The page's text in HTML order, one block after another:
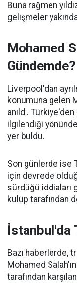
Buna rağmen
gelişmeler
Mohamed
Gündemde?
Liverpool'dan
konumuna gelen
anıldı.
ilgilendiği
yer buldu.
Son günlerde ise
için devrede
sürdüğü iddiaları
kulüp tarafından
İstanbul'da
Bazı haberlerde,
Mohamed
tarafından